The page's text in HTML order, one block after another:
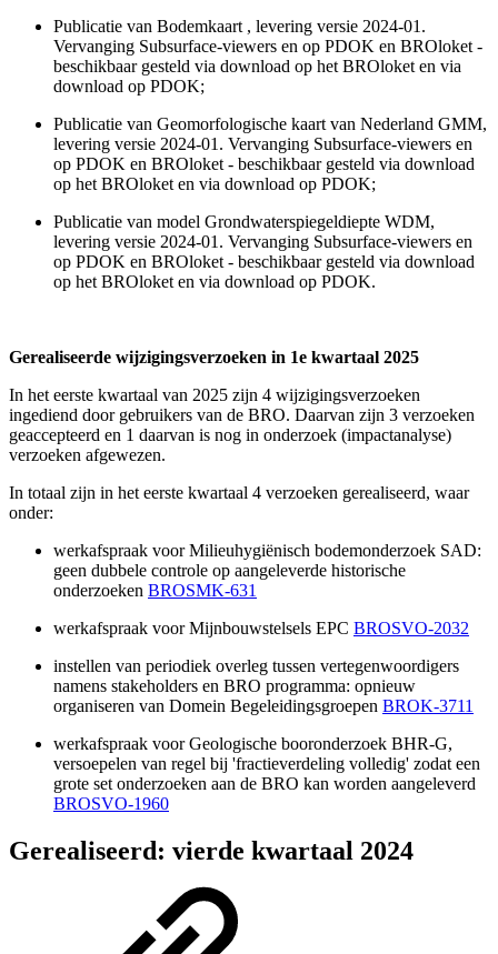
Publicatie van Bodemkaart , levering versie 2024-01.
Vervanging Subsurface-viewers en op PDOK en BROloket -
beschikbaar gesteld via download op het BROloket en via
download op PDOK;
Publicatie van Geomorfologische kaart van Nederland GMM,
levering versie 2024-01. Vervanging Subsurface-viewers en
op PDOK en BROloket - beschikbaar gesteld via download
op het BROloket en via download op PDOK;
Publicatie van model Grondwaterspiegeldiepte WDM,
levering versie 2024-01. Vervanging Subsurface-viewers en
op PDOK en BROloket - beschikbaar gesteld via download
op het BROloket en via download op PDOK.
Gerealiseerde wijzigingsverzoeken in 1e kwartaal 2025
In het eerste kwartaal van 2025 zijn 4 wijzigingsverzoeken
ingediend door gebruikers van de BRO. Daarvan zijn 3 verzoeken
geaccepteerd en 1 daarvan is nog in onderzoek (impactanalyse)
verzoeken afgewezen.
In totaal zijn in het eerste kwartaal 4 verzoeken gerealiseerd, waar
onder:
werkafspraak voor Milieuhygiënisch bodemonderzoek SAD:
geen dubbele controle op aangeleverde historische
onderzoeken BROSMK-631
werkafspraak voor Mijnbouwstelsels EPC BROSVO-2032
instellen van periodiek overleg tussen vertegenwoordigers
namens stakeholders en BRO programma: opnieuw
organiseren van Domein Begeleidingsgroepen BROK-3711
werkafspraak voor Geologische booronderzoek BHR-G,
versoepelen van regel bij 'fractieverdeling volledig' zodat een
grote set onderzoeken aan de BRO kan worden aangeleverd
BROSVO-1960
Gerealiseerd: vierde kwartaal 2024